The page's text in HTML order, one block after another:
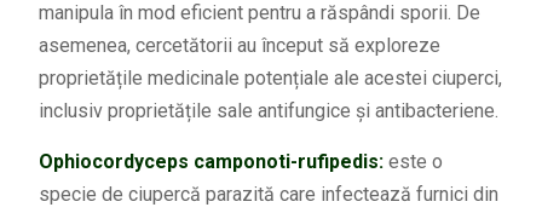
manipula în mod eficient pentru a răspândi sporii. De
asemenea, cercetătorii au început să exploreze
proprietățile medicinale potențiale ale acestei ciuperci,
inclusiv proprietățile sale antifungice și antibacteriene.
Ophiocordyceps camponoti-rufipedis: este o
specie de ciupercă parazită care infectează furnici din